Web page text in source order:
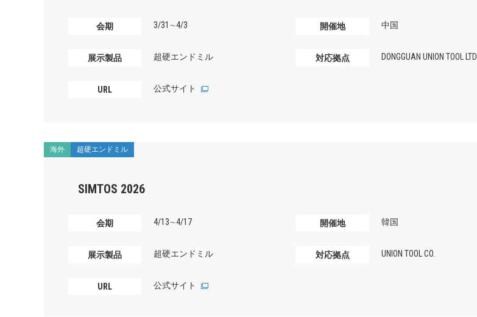
会期 3/31∼4/3 開催地 中国
展示製品 超硬エンドミル 対応拠点 DONGGUAN UNION TOOL LTD.
URL 公式サイト
海外 超硬エンドミル
SIMTOS 2026
会期 4/13∼4/17 開催地 韓国
展示製品 超硬エンドミル 対応拠点 UNION TOOL CO.
URL 公式サイト